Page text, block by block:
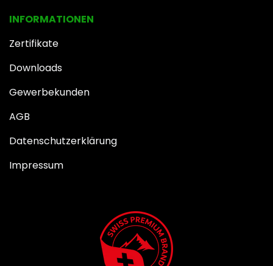
INFOR​MATIONEN
Zertifikate
Downloads
Gewerbekunden
AGB
Datenschutzerklärung
Impressum